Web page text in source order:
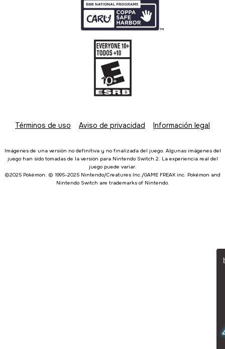
Términos de uso Aviso de privacidad Información legal
Imágenes de una versión no definitiva y no finalizada del juego. Algunas imágenes del
juego han sido tomadas de la versión para Nintendo Switch 2. La experiencia real del
juego puede variar.
©2025 Pokémon. © 1995-2025 Nintendo/Creatures Inc./GAME FREAK inc. Pokémon and
Nintendo Switch are trademarks of Nintendo.